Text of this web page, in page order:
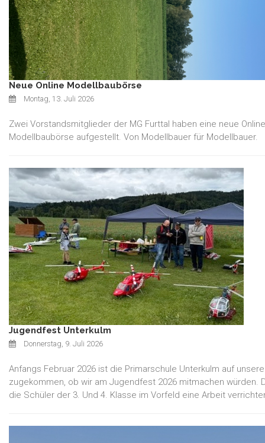
Neue Online Modellbaubörse
Montag, 13. Juli 2026
Zwei Vorstandsmitglieder der MG Furttal haben eine neue
Modellbaubörse aufgestellt. Von Modellbauer für Modellbauer.
Jugendfest Unterkulm
Donnerstag, 9. Juli 2026
Anfangs Februar 2026 ist die Primarschule Unterkulm auf
zugekommen, ob wir am Jugendfest 2026 mitmachen würden.
die Schüler der 3. Und 4. Klasse im Vorfeld eine Arbeit